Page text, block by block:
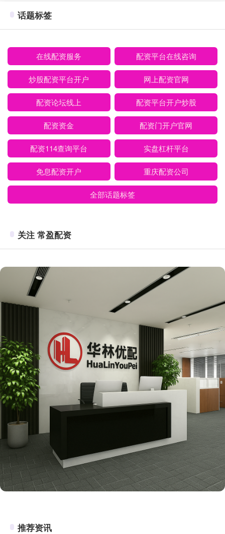
话题标签
在线配资服务 配资平台在线咨询
炒股配资平台开户 网上配资官网
配资论坛线上 配资平台开户炒股
配资资金 配资门开户官网
配资114查询平台 实盘杠杆平台
免息配资开户 重庆配资公司
全部话题标签
关注 常盈配资
推荐资讯